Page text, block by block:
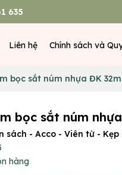
635
Liên hệ Chính sách và
bọc sắt núm nhựa ĐK
bọc sắt núm
sách - Acco - Viên từ - Kẹp
hàng